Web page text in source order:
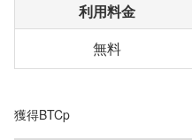
利用料金
無料
獲得BTCp